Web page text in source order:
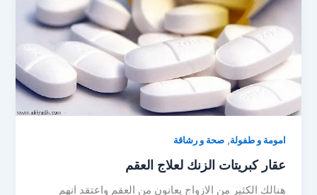
امومة و طفولة,صحة و رشاقة
عقار كبريتات الزنك لعلاج العقم
هنالك الكثير من الازواج يعانون من العقم واعتقد انهم